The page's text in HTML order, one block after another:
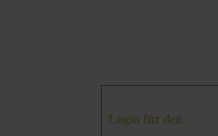
Login für den